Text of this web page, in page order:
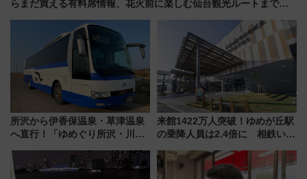
らまだ買える有料席情報、花火前に楽しむ仙台観光ルートまで解
所沢から伊香保温泉・草津温泉
へ直行！「ゆめぐり所沢・川越
軽に 運行ダイヤ・運賃を解説
来館1422万人突破！ゆめが丘駅
の乗降人員は2.4倍に 相鉄いず
年祭にそうにゃん＆DB.スター
マンが登場